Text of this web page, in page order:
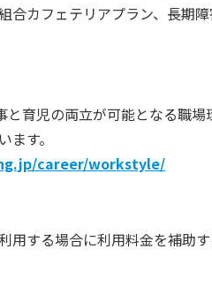
合カフェテリアプラン、長期
と育児の両立が可能となる職場
す。
career/workstyle/
用する場合に利用料金を補助